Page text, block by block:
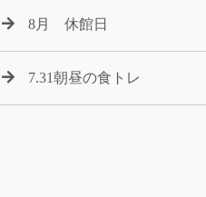
8月 休館日
7.31朝昼の食トレ